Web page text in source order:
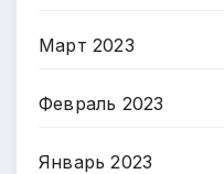
Март 2023
Февраль 2023
Январь 2023